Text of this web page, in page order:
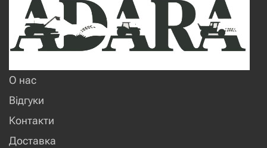
О нас
Відгуки
Контакти
Доставка